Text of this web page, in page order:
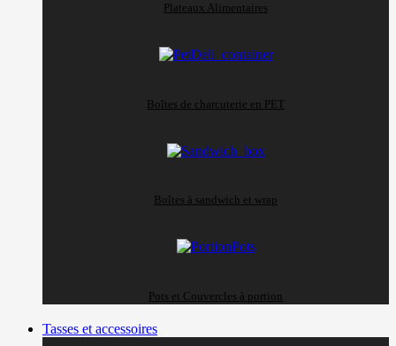
Plateaux Alimentaires
Boîtes de charcuterie en PET
Boîtes à sandwich et wrap
Pots et Couvercles à portion
Tasses et accessoires